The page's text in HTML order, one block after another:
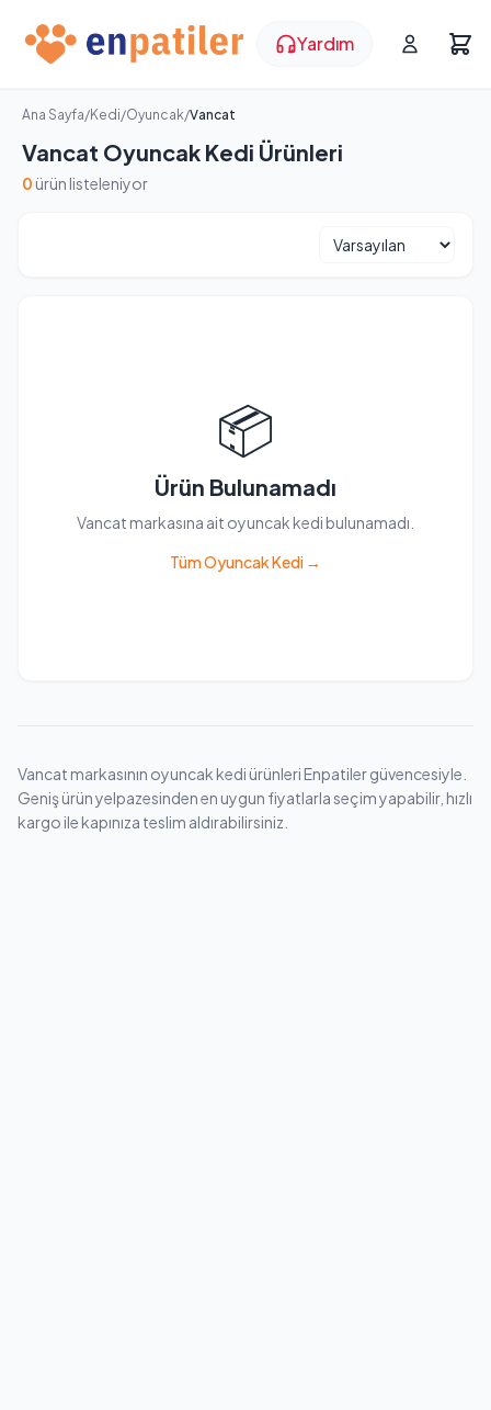
Yardım
Ana Sayfa/Kedi/Oyuncak/Vancat
Vancat Oyuncak Kedi Ürünleri
0 ürün listeleniyor
📦
Ürün Bulunamadı
Vancat markasına ait oyuncak kedi bulunamadı.
Tüm Oyuncak Kedi →
Vancat markasının oyuncak kedi ürünleri Enpatiler güvencesiyle.
Geniş ürün yelpazesinden en uygun fiyatlarla seçim yapabilir, hızlı
kargo ile kapınıza teslim aldırabilirsiniz.